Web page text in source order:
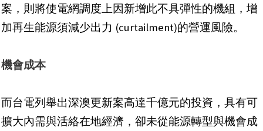
案，則將使電網調度上因新增此不具彈性的機組，增
加再生能源須減少出力 (curtailment)的營運風險。
機會成本
而台電列舉出深澳更新案高達千億元的投資，具有可
擴大內需與活絡在地經濟，卻未從能源轉型與機會成